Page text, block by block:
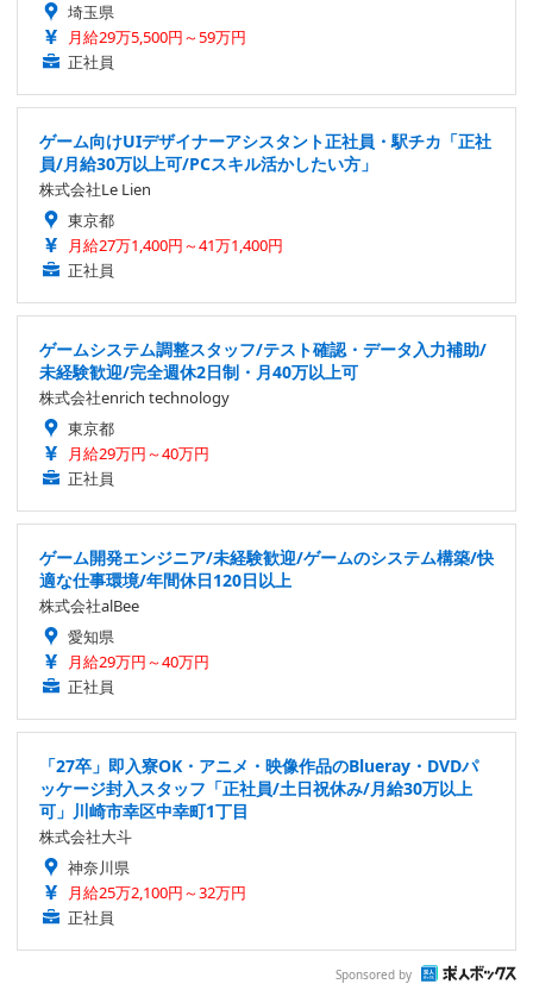
埼玉県
月給29万5,500円～59万円
正社員
ゲーム向けUIデザイナーアシスタント正社員・駅チカ「正社
員/月給30万以上可/PCスキル活かしたい方」
株式会社Le Lien
東京都
月給27万1,400円～41万1,400円
正社員
ゲームシステム調整スタッフ/テスト確認・データ入力補助/
未経験歓迎/完全週休2日制・月40万以上可
株式会社enrich technology
東京都
月給29万円～40万円
正社員
ゲーム開発エンジニア/未経験歓迎/ゲームのシステム構築/快
適な仕事環境/年間休日120日以上
株式会社alBee
愛知県
月給29万円～40万円
正社員
「27卒」即入寮OK・アニメ・映像作品のBlueray・DVDパ
ッケージ封入スタッフ「正社員/土日祝休み/月給30万以上
可」川崎市幸区中幸町1丁目
株式会社大斗
神奈川県
月給25万2,100円～32万円
正社員
Sponsored by